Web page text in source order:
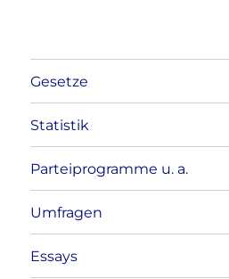
Gesetze
Statistik
Parteiprogramme u. a.
Umfragen
Essays